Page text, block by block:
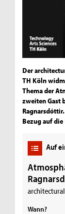
Der
TH Köln
Thema der
zweiten Gast
Bezug auf
Auf
Wann?